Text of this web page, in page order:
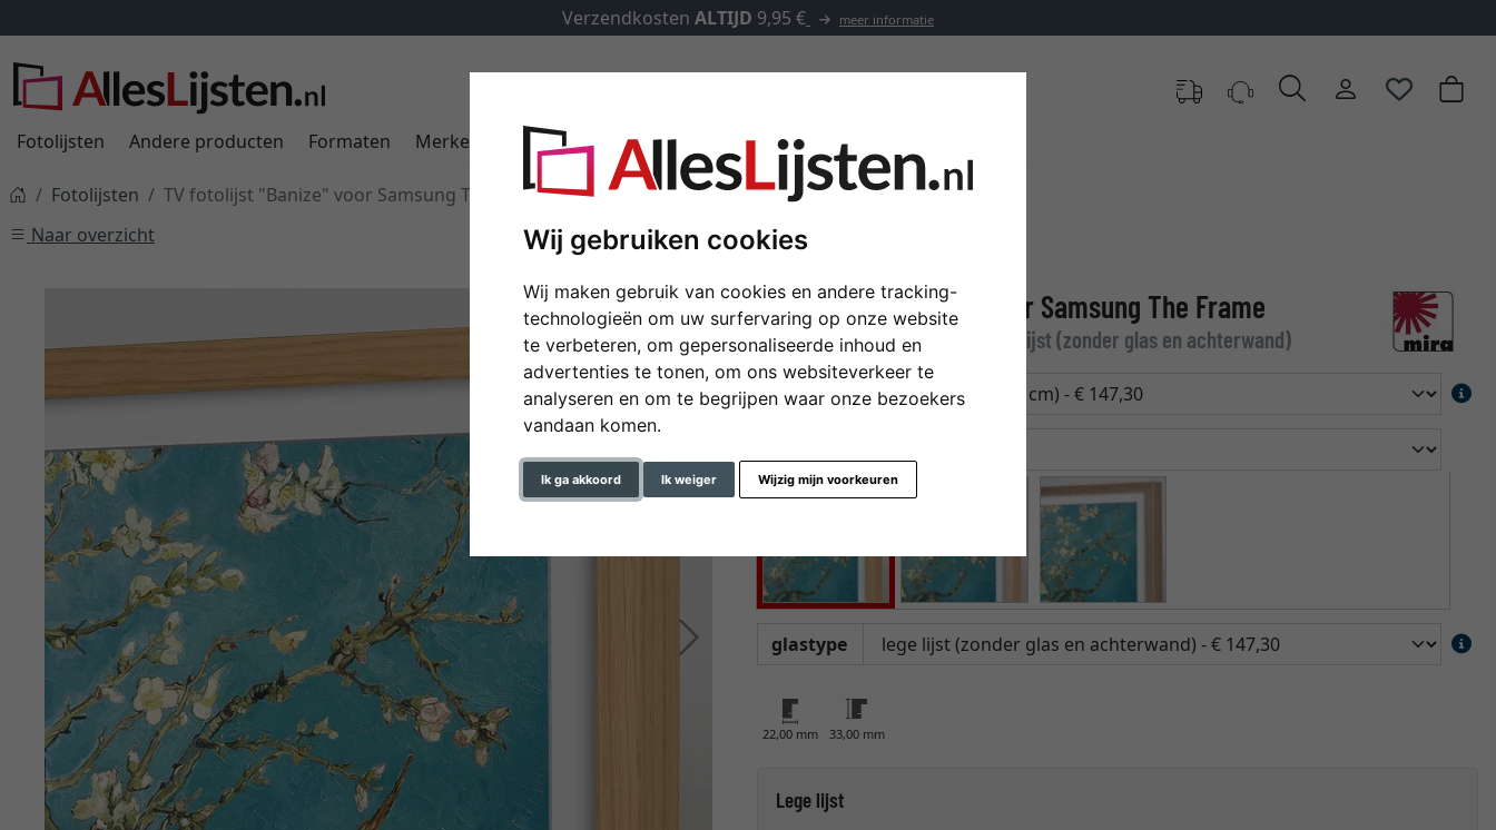
Wij gebruiken cookies
Wij maken gebruik van cookies en andere tracking-
technologieën om uw surfervaring op onze website
te verbeteren, om gepersonaliseerde inhoud en
advertenties te tonen, om ons websiteverkeer te
analyseren en om te begrijpen waar onze bezoekers
vandaan komen.
Ik ga akkoord Ik weiger Wijzig mijn voorkeuren
Verzendkosten ALTIJD9,95 € meer informatie
Fotolijsten Andere producten Formaten Merken Lijsten op maat Passe-partouts Toebehoren
Fotolijsten
TV fotolijst "Banize" voor Samsung The Frame
Naar overzicht
Terug Verder
TV fotolijst "Banize" voor Samsung The Frame
32 Zoll (42,7x72,7 cm) | eik | lege lijst (zonder glas en achterwand)
formaat
glastype
22,00 mm 33,00 mm
Lege lijst